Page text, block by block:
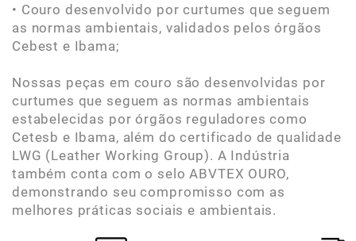
• Couro desenvolvido por curtumes que seguem
as normas ambientais, validados pelos órgãos
Cebest e Ibama;
Nossas peças em couro são desenvolvidas por
curtumes que seguem as normas ambientais
estabelecidas por órgãos reguladores como
Cetesb e Ibama, além do certificado de qualidade
LWG (Leather Working Group). A Indústria
também conta com o selo ABVTEX OURO,
demonstrando seu compromisso com as
melhores práticas sociais e ambientais.